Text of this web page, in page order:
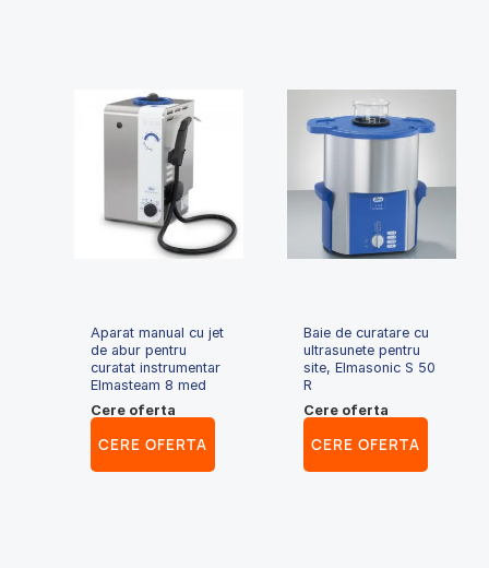
Aparat manual cu jet
de abur pentru
curatat instrumentar
Elmasteam 8 med
Cere oferta
CERE OFERTA
Baie de curatare cu
ultrasunete pentru
site, Elmasonic S 50
R
Cere oferta
CERE OFERTA